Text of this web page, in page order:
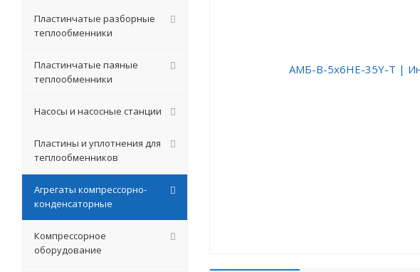
Пластинчатые разборные
теплообменники
Пластинчатые паяные
теплообменники
Насосы и насосные станции
Пластины и уплотнения для
теплообменников
Агрегаты компрессорно-
конденсаторные
Компрессорное
оборудование